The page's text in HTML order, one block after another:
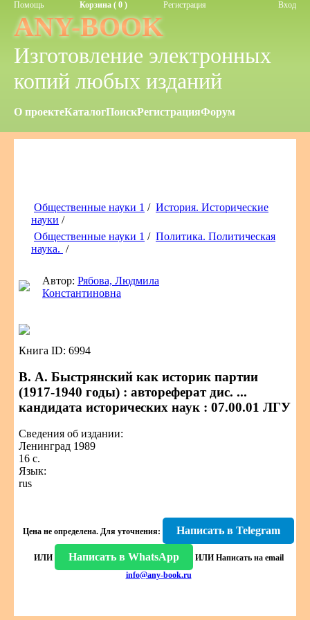
Помощь Корзина ( 0 ) Регистрация Вход
ANY-BOOK
Изготовление электронных
копий любых изданий
О проектеКаталогПоискРегистрацияФорум
Общественные науки 1 / История. Исторические
науки /
Общественные науки 1 / Политика. Политическая
наука. /
Автор:Рябова, Людмила
Константиновна
Книга ID: 6994
В. А. Быстрянский как историк партии
(1917-1940 годы) : автореферат дис. ...
кандидата исторических наук : 07.00.01 ЛГУ
Сведения об издании:
Ленинград 1989
16 с.
Язык:
rus
Цена не определена. Для уточнения: Написать в Telegram
ИЛИ Написать в WhatsApp ИЛИ Написать на email
info@any-book.ru